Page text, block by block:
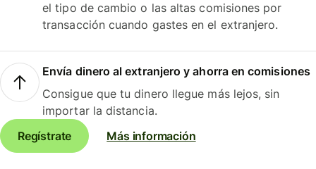
el tipo de cambio o las altas comisiones por
transacción cuando gastes en el extranjero.
Envía dinero al extranjero y ahorra en comisiones
Consigue que tu dinero llegue más lejos, sin
importar la distancia.
Regístrate
Más información